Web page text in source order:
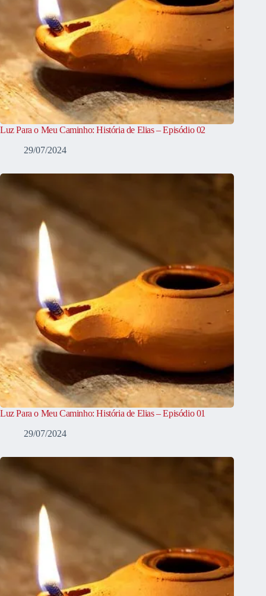
Luz Para o Meu Caminho: História de Elias – Episódio 02
29/07/2024
Luz Para o Meu Caminho: História de Elias – Episódio 01
29/07/2024